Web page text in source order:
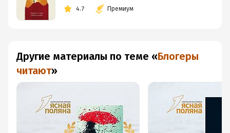
4.7 Премиум
Другие материалы по теме «Блогеры
читают»